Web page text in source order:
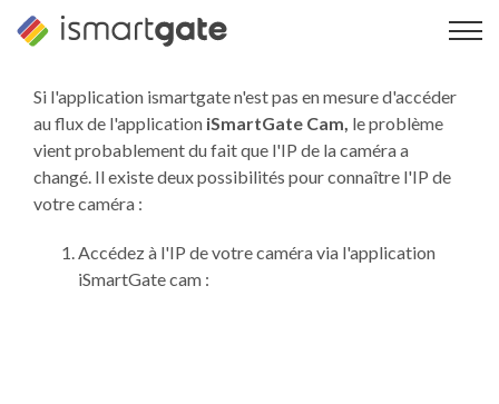
Skip
Si l'application ismartgate n'est pas en mesure d'accéder
au flux de l'application iSmartGate Cam, le problème
vient probablement du fait que l'IP de la caméra a
changé. Il existe deux possibilités pour connaître l'IP de
votre caméra :
Accédez à l'IP de votre caméra via l'application
iSmartGate cam :